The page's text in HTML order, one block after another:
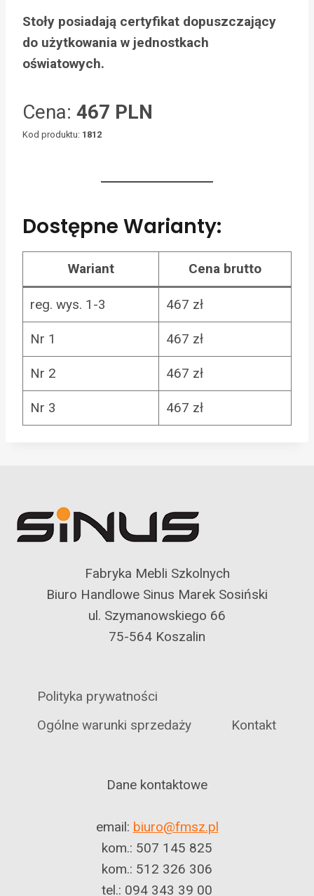
Stoły posiadają certyfikat dopuszczający
do użytkowania w jednostkach
oświatowych.
Cena: 467 PLN
Kod produktu: 1812
Dostępne Warianty:
Wariant Cena brutto
reg. wys. 1-3 467 zł
Nr 1 467 zł
Nr 2 467 zł
Nr 3 467 zł
Fabryka Mebli Szkolnych
Biuro Handlowe Sinus Marek Sosiński
ul. Szymanowskiego 66
75-564 Koszalin
Polityka prywatności
Ogólne warunki sprzedaży
Kontakt
Dane kontaktowe
email: biuro@fmsz.pl
kom.: 507 145 825
kom.: 512 326 306
tel.: 094 343 39 00